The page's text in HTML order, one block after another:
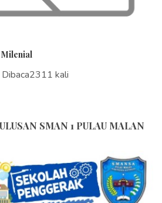
SMAN 1 PULAU MALAN
Milenial
kali